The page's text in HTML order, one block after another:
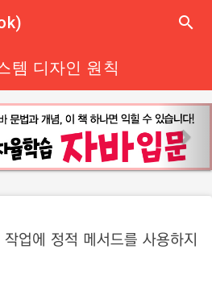
close
search
템 디자인 원칙
n
e
x
업에 정적 메서드를 사용하지